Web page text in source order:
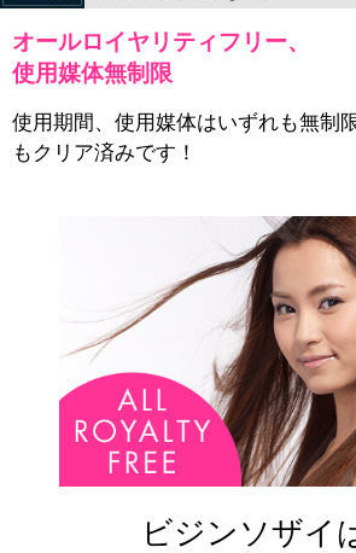
オールロイヤリティフリー、
使用媒体無制限
使用期間、使用媒体はいずれも無制
もクリア済みです！
ビジンソザイ